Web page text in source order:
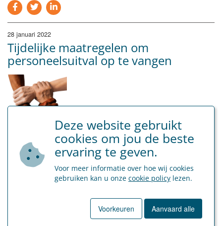
28 januari 2022
Tijdelijke maatregelen om
personeelsuitval op te vangen
Aangezien werknemers in groten getale uitvallen wegens de
omikrongolf, klinkt de oproep alsmaar luider om tijdelijke
maatregelen te voorzien om de personeelsuitval op te
vangen. De Groep van Tien kwam tot een akkoord over
Deze website gebruikt
cookies om jou de beste
ervaring te geven.
Voor meer informatie over hoe wij cookies
gebruiken kan u onze cookie policy lezen.
Voorkeuren Aanvaard alle